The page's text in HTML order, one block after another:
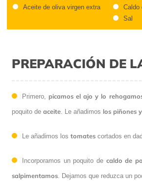
Aceite de oliva virgen extra
Caldo
Sal
PREPARACIÓN DE
Primero, picamos el ajo y lo
poquito de aceite. Le añadimos los piñones
Le añadimos los tomates cortados en
Incorporamos un poquito de caldo de
salpimentamos. Dejamos que reduzca un